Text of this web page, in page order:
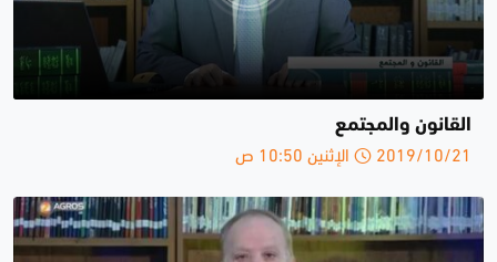
القانون والمجتمع
2019/10/21 الإثنين 10:50 ص